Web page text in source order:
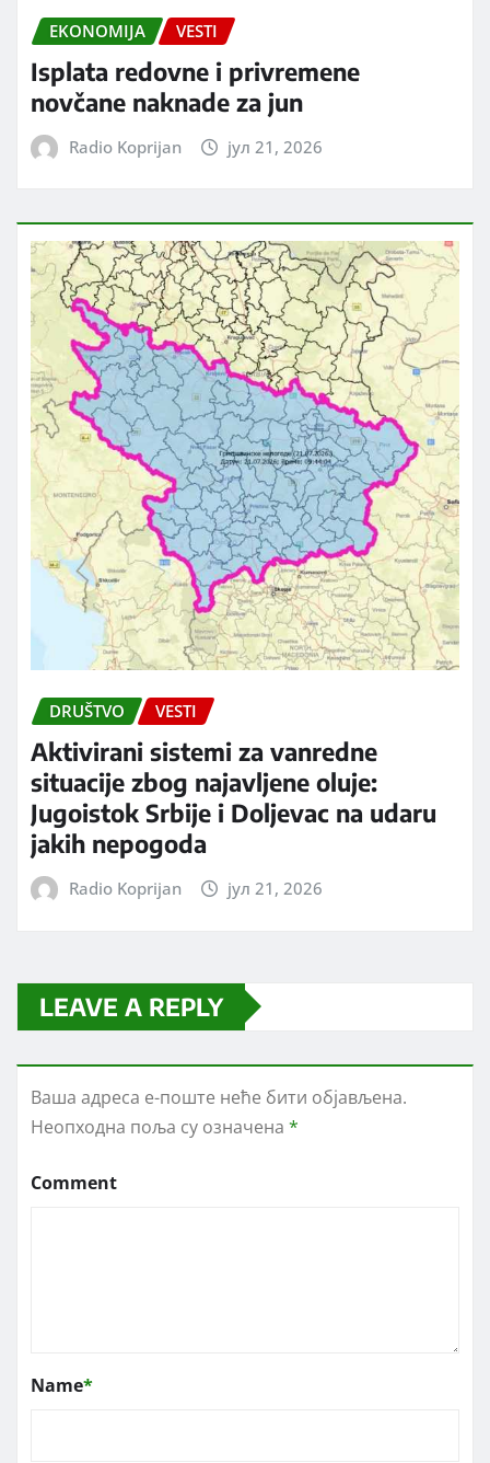
EKONOMIJA VESTI
Isplata redovne i privremene
novčane naknade za jun
Radio Koprijan јул 21, 2026
DRUŠTVO VESTI
Aktivirani sistemi za vanredne
situacije zbog najavljene oluje:
Jugoistok Srbije i Doljevac na udaru
jakih nepogoda
Radio Koprijan јул 21, 2026
LEAVE A REPLY
Ваша адреса е-поште неће бити објављена.
Неопходна поља су означена *
Comment
Name*